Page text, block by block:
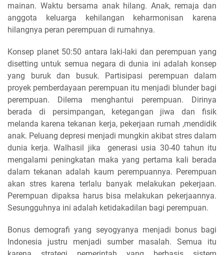
mainan. Waktu bersama anak hilang. Anak, remaja dan
anggota keluarga kehilangan keharmonisan karena
hilangnya peran perempuan di rumahnya.
Konsep planet 50:50 antara laki-laki dan perempuan yang
disetting untuk semua negara di dunia ini adalah konsep
yang buruk dan busuk. Partisipasi perempuan dalam
proyek pemberdayaan perempuan itu menjadi blunder bagi
perempuan. Dilema menghantui perempuan. Dirinya
berada di persimpangan, ketegangan jiwa dan fisik
melanda karena tekanan kerja, pekerjaan rumah ,mendidik
anak. Peluang depresi menjadi mungkin akibat stres dalam
dunia kerja. Walhasil jika generasi usia 30-40 tahun itu
mengalami peningkatan maka yang pertama kali berada
dalam tekanan adalah kaum perempuannya. Perempuan
akan stres karena terlalu banyak melakukan pekerjaan.
Perempuan dipaksa harus bisa melakukan pekerjaannya.
Sesungguhnya ini adalah ketidakadilan bagi perempuan.
Bonus demografi yang seyogyanya menjadi bonus bagi
Indonesia justru menjadi sumber masalah. Semua itu